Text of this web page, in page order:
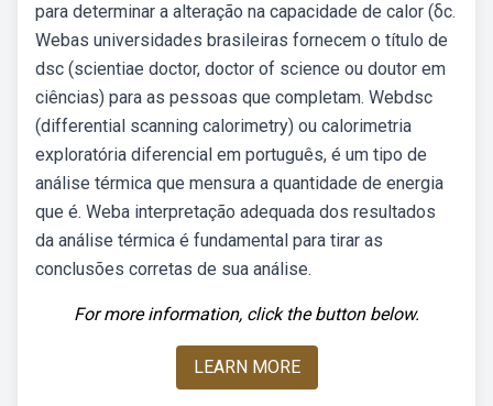
para determinar a alteração na capacidade de calor (δc.
Webas universidades brasileiras fornecem o título de
dsc (scientiae doctor, doctor of science ou doutor em
ciências) para as pessoas que completam. Webdsc
(differential scanning calorimetry) ou calorimetria
exploratória diferencial em português, é um tipo de
análise térmica que mensura a quantidade de energia
que é. Weba interpretação adequada dos resultados
da análise térmica é fundamental para tirar as
conclusões corretas de sua análise.
For more information, click the button below.
LEARN MORE